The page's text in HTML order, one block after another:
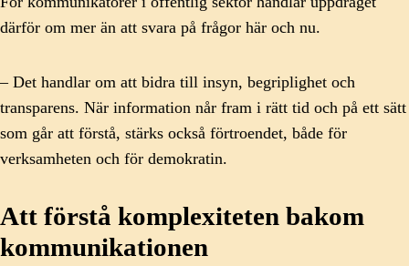
därför om mer än att svara på frågor här och nu.
– Det handlar om att bidra till insyn, begriplighet och
transparens. När information når fram i rätt tid och på ett sätt
som går att förstå, stärks också förtroendet, både för
verksamheten och för demokratin.
Att förstå komplexiteten bakom
kommunikationen